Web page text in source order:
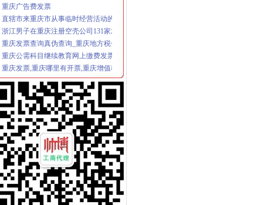
直辖市来重庆市从事临时经营活动的单位和个人,如何申请领购发票？
浙江男子在重庆注册空壳公司131家发票金额逾亿元_凤凰资讯
重庆发票查询真伪查询_重庆地方税务局_中华网
重庆公需科目继续教育网上缴费发票申请表
重庆发票,重庆哪里有开票,重庆增值税发票,重庆增值税普通发票,
哪些况可以申请发票？需要哪些资料？_信息公开
重庆市地方税务局关于修订《重庆市地方税务局发票管理办》
重庆发票,重庆哪里有开票,重庆增值税发票,重庆增值税普通发票,
7日起重庆市民上网就能办税发票还能免费送到家_凤凰资讯
重庆地税-政务公开
重庆鹭佳工商注册提示您新公司的发票购买（转载）_会计_天涯论
【图】重庆万州腾翼C30团购作业,有购车发票,申请加精_长城C30
重庆破获一起大发票案涉案金额逾亿元|重庆|发票_新浪新闻
重庆地税-办税服务
7日起重庆市民上网就能办税发票还能免费送到家-新华网重庆频道
重庆市国税局〔2011〕第3号（重庆市国家税务局关于发布《普通发票